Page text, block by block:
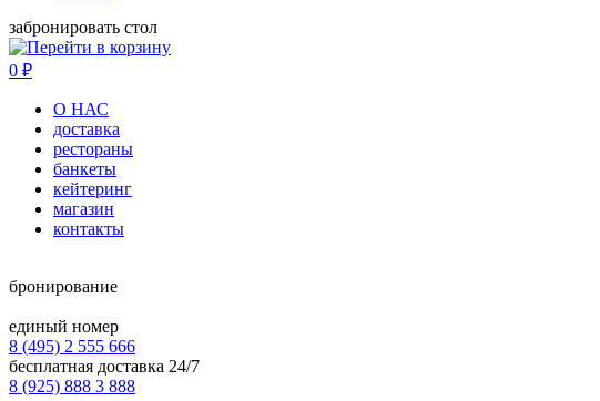
забронировать стол
0 ₽
О НАС
доставка
рестораны
банкеты
кейтеринг
магазин
контакты
бронирование
единый номер
8 (495) 2 555 666
бесплатная доставка 24/7
8 (925) 888 3 888